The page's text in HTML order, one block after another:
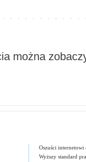
można
Oszuści
Wyższy standard